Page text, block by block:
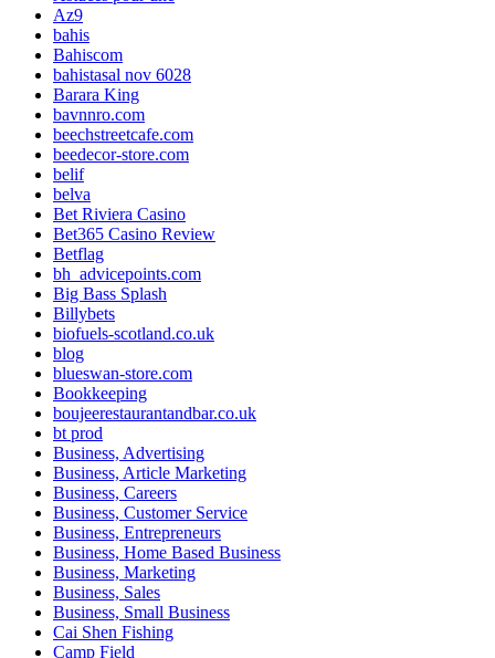
Az9
bahis
Bahiscom
bahistasal nov 6028
Barara King
bavnnro.com
beechstreetcafe.com
beedecor-store.com
belif
belva
Bet Riviera Casino
Bet365 Casino Review
Betflag
bh_advicepoints.com
Big Bass Splash
Billybets
biofuels-scotland.co.uk
blog
blueswan-store.com
Bookkeeping
boujeerestaurantandbar.co.uk
bt prod
Business, Advertising
Business, Article Marketing
Business, Careers
Business, Customer Service
Business, Entrepreneurs
Business, Home Based Business
Business, Marketing
Business, Sales
Business, Small Business
Cai Shen Fishing
Camp Field